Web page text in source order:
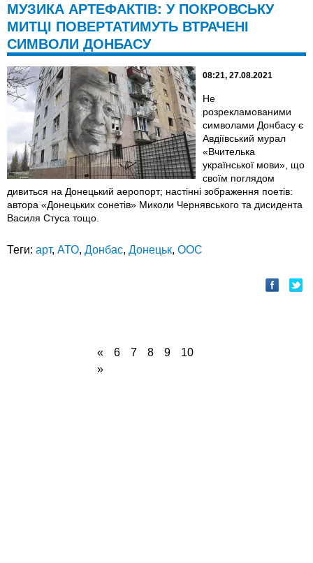
МУЗИКА АРТЕФАКТІВ: У ПОКРОВСЬКУ
МИТЦІ ПОВЕРТАТИМУТЬ ВТРАЧЕНІ
СИМВОЛИ ДОНБАСУ
08:21, 27.08.2021
Не
розрекламованими
символами Донбасу є
Авдіївський мурал
«Вчителька
української мови», що
своїм поглядом
дивиться на Донецький аеропорт; настінні зображення поетів:
автора «Донецьких сонетів» Миколи Чернявського та дисидента
Василя Стуса тощо.
Теги: арт, АТО, Донбас, Донецьк, ООС
« 6 7 8 9
10
»